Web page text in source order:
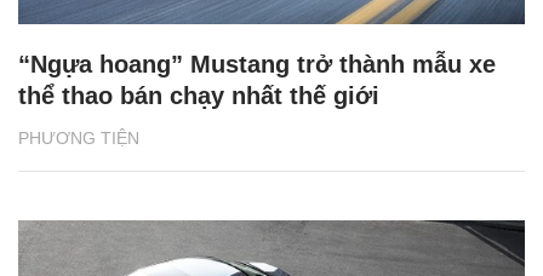
PHƯƠNG TIỆN
“Ngựa hoang” Mustang trở thành mẫu xe
thể thao bán chạy nhất thế giới